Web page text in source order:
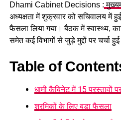
तलाश जारी
Dhami Cabinet Decisions :
अध्यक्षता में शुक्रवार को सचिवालय में
फैसला लिया गया। बैठक में स्वास्थ्य,
समेत कई विभागों से जुड़े मुद्दों पर चर्चा
Table of
धामी कैबिनेट में 15 प्रस्तावों
श्रमिकों के लिए बड़ा फैसला